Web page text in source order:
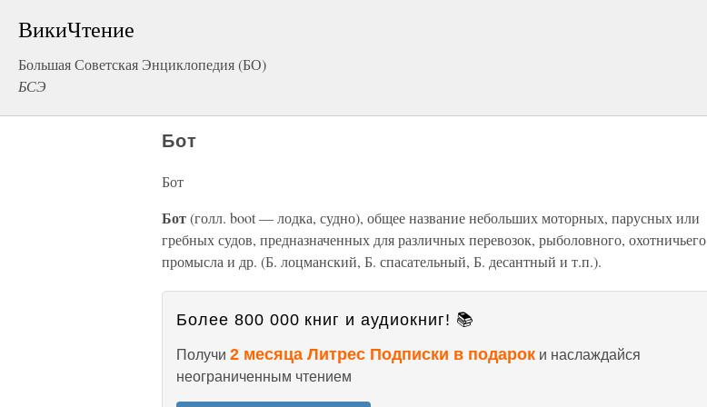
ВикиЧтение
Большая Советская Энциклопедия (БО)
БСЭ
Бот
Бот
Бот(голл. boot — лодка, судно), общее название небольших моторных, парусных или
гребных судов, предназначенных для различных перевозок, рыболовного, охотничьего
промысла и др. (Б. лоцманский, Б. спасательный, Б. десантный и т.п.).
Более 800 000 книг и аудиокниг! 📚
Получи 2 месяца Литрес Подписки в подарок и наслаждайся
неограниченным чтением